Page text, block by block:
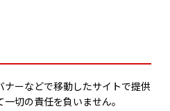
ーなどで移動したサイトで提供
切の責任を負いません。